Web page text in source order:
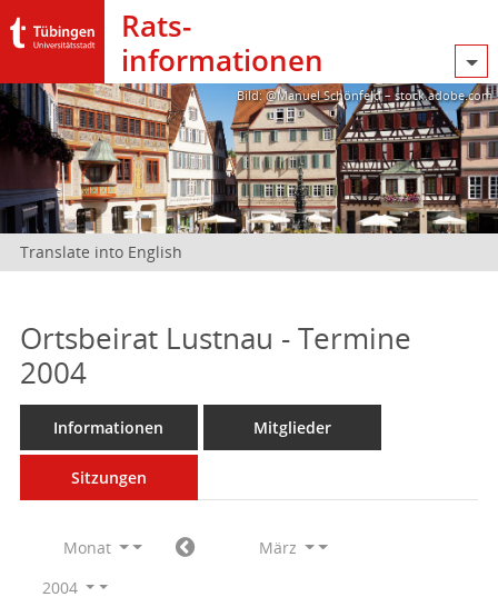
Rats­
informationen
Bild: @Manuel Schönfeld – stock.adobe.com
Translate into English
Ortsbeirat Lustnau - Termine
2004
Informationen Mitglieder
Sitzungen
Monat
März
2004